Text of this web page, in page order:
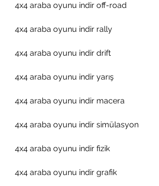
4x4 araba oyunu indir off-road
4x4 araba oyunu indir rally
4x4 araba oyunu indir drift
4x4 araba oyunu indir yarış
4x4 araba oyunu indir macera
4x4 araba oyunu indir simülasyon
4x4 araba oyunu indir fizik
4x4 araba oyunu indir grafik